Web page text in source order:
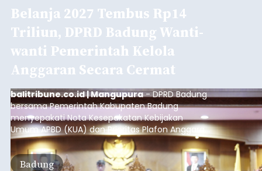
Belanja 2027 Tembus Rp14
Triliun, DPRD Badung Wanti-
wanti Pemerintah Kelola
Anggaran Secara Cermat
balitribune.co.id | Mangupura- DPRD Badung
bersama Pemerintah Kabupaten Badung
menyepakati Nota Kesepakatan Kebijakan
Umum APBD (KUA) dan Prioritas Plafon Anggaran
Sementara (PPAS) Tahun Anggaran 2027 dalam
rapat paripurna yang digelar di Gedung DPRD
Badung, Kamis (6/8/2026).
Badung